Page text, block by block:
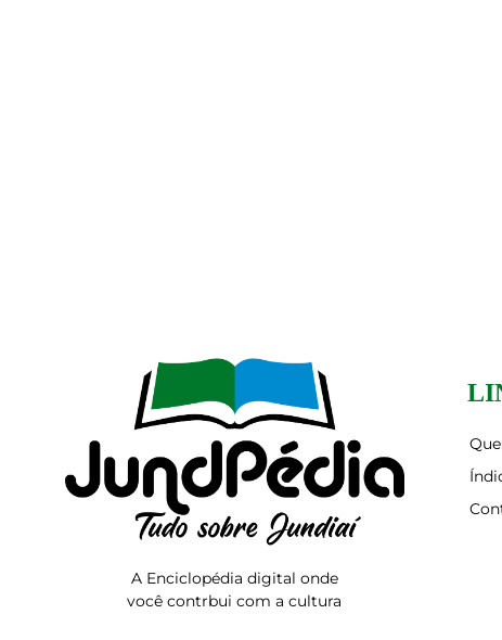
A Enciclopédia digital onde
você contrbui com a cultura